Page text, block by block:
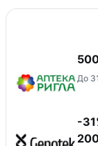
До
-